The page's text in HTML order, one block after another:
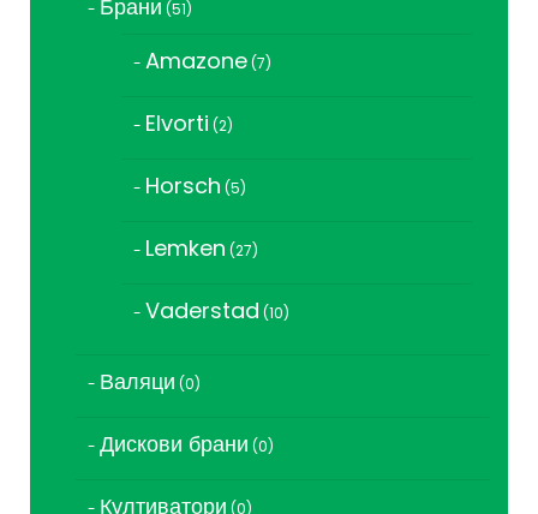
Брани 5151
Amazone 77
Elvorti 22
Horsch 55
Lemken 2727
Vaderstad 1010
Валяци 00
Дискови брани 00
Култиватори 00